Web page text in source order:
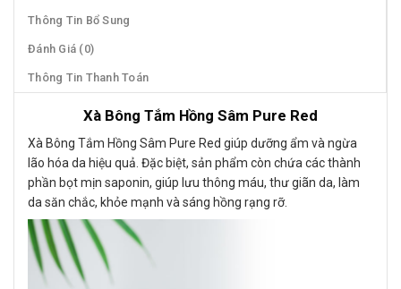
Thông Tin Bổ Sung
Đánh Giá (0)
Thông Tin Thanh Toán
Xà Bông Tắm Hồng Sâm Pure Red
Xà Bông Tắm Hồng Sâm Pure Red giúp dưỡng ẩm và ngừa
lão hóa da hiệu quả. Đặc biệt, sản phẩm còn chứa các thành
phần bọt mịn saponin, giúp lưu thông máu, thư giãn da, làm
da săn chắc, khỏe mạnh và sáng hồng rạng rỡ.